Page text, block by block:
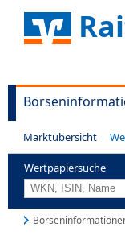
Marktübersicht
Wertpapiersuche